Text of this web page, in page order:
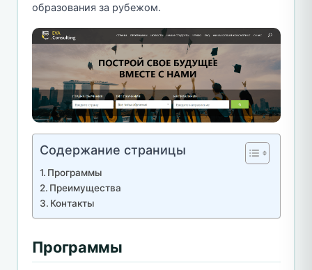
образования за рубежом.
Содержание страницы
Программы
Преимущества
Контакты
Программы